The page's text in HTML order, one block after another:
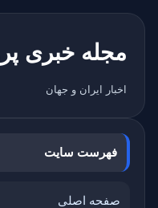
مجله خبری
اخبار ایران و جهان
فهرست سایت
صفحه اصلی